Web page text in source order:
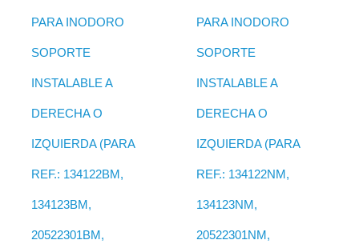
PARA INODORO
SOPORTE
INSTALABLE A
DERECHA O
IZQUIERDA (PARA
REF.: 134122BM,
134123BM,
20522301BM,
PARA INODORO
SOPORTE
INSTALABLE A
DERECHA O
IZQUIERDA (PARA
REF.: 134122NM,
134123NM,
20522301NM,